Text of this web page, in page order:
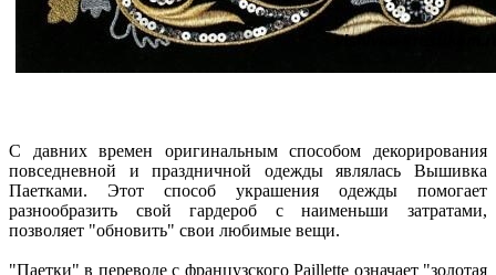
С давних времен оригинальным способом декорирования
повседневной и праздничной одежды являлась Вышивка
Паетками. Этот способ украшения одежды помогает
разнообразить свой гардероб с наименьши затратами,
позволяет "обновить" свои любимые вещи.
"Паетки" в переводе с французского Paillette означает "золотая